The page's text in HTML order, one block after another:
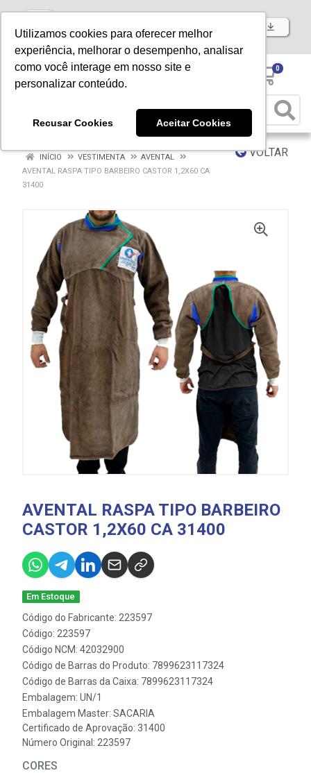
Utilizamos cookies para oferecer melhor
experiência, melhorar o desempenho, analisar
como você interage em nosso site e
personalizar conteúdo.
Recusar Cookies Aceitar Cookies
Baixe já nosso APP
0
VOLTAR
INÍCIO VESTIMENTA
AVENTAL
AVENTAL RASPA TIPO BARBEIRO CASTOR 1,2X60 CA
31400
AVENTAL RASPA TIPO BARBEIRO
CASTOR 1,2X60 CA 31400
Em Estoque
Código do Fabricante: 223597
Código: 223597
Código NCM: 42032900
Código de Barras do Produto: 7899623117324
Código de Barras da Caixa: 7899623117324
Embalagem: UN/1
Embalagem Master: SACARIA
Certificado de Aprovação: 31400
Número Original: 223597
CORES